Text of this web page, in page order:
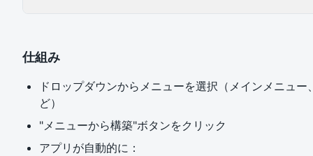
仕組み
ドロップダウンからメニューを選択（メインメニュ
ど）
"メニューから構築"ボタンをクリック
アプリが自動的に：